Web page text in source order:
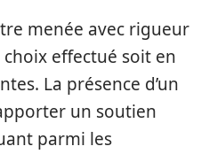
menée avec rigueur
effectué soit en
La présence d’un
un soutien
parmi les